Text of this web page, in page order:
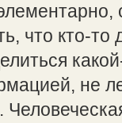
что кто-то
не